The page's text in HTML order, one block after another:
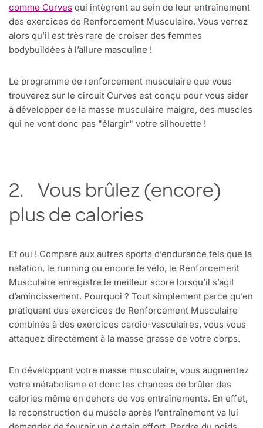
comme Curves qui intègrent au sein de leur entraînement
des exercices de Renforcement Musculaire. Vous verrez
alors qu’il est très rare de croiser des femmes
bodybuildées à l’allure masculine !
Le programme de renforcement musculaire que vous
trouverez sur le circuit Curves est conçu pour vous aider
à développer de la masse musculaire maigre, des muscles
qui ne vont donc pas "élargir" votre silhouette !
2. Vous brûlez (encore)
plus de calories
Et oui ! Comparé aux autres sports d’endurance tels que la
natation, le running ou encore le vélo, le Renforcement
Musculaire enregistre le meilleur score lorsqu’il s’agit
d’amincissement. Pourquoi ? Tout simplement parce qu’en
pratiquant des exercices de Renforcement Musculaire
combinés à des exercices cardio-vasculaires, vous vous
attaquez directement à la masse grasse de votre corps.
En développant votre masse musculaire, vous augmentez
votre métabolisme et donc les chances de brûler des
calories même en dehors de vos entraînements. En effet,
la reconstruction du muscle après l’entraînement va lui